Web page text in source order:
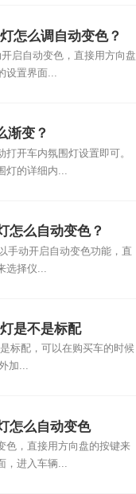
怎么调自动变色？
启自动变色，直接用方向盘
设置界面...
渐变？
打开车内氛围灯设置即可。
灯的详细内...
怎么自动变色？
手动开启自动变色功能，直
选择仪...
是不是标配
标配，可以在购买车的时候
加...
怎么自动变色
色，直接用方向盘的按键来
，进入车辆...